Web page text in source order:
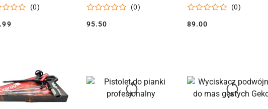
(0)
(0)
Cena:
95.50
(0)
Cena:
89.00